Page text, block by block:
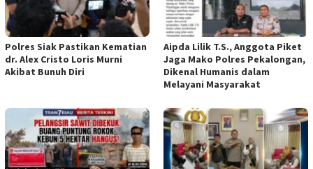
Polres Siak Pastikan Kematian
dr. Alex Cristo Loris Murni
Akibat Bunuh Diri
Aipda Lilik T.S., Anggota Piket
Jaga Mako Polres Pekalongan,
Dikenal Humanis dalam
Melayani Masyarakat